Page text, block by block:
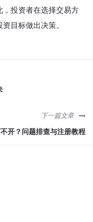
，投资者在选择交易方
目标做出决策。
下一篇文章
开？问题排查与注册教程